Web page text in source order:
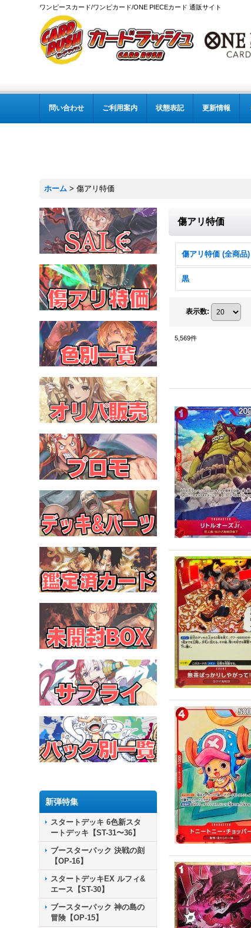
ワンピースカード/ワンピカード/ONE PIECEカード 通販サイト
問い合わせ ご利用案内 状態表記 更新情報
ホーム > 傷アリ特価
新弾特集
スタートデッキ 6色新スタ
ートデッキ【ST-31〜36】
ブースターパック 決戦の刻
【OP-16】
スタートデッキEX ルフィ&
エース【ST-30】
ブースターパック 神の島の
冒険【OP-15】
傷アリ特価
傷アリ特価 (全商品)
黒
表示数:
5,569件